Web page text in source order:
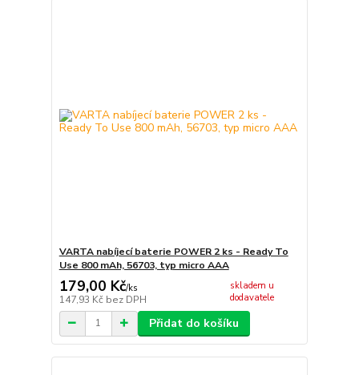
VARTA nabíjecí baterie POWER 2 ks - Ready To
Use 800 mAh, 56703, typ micro AAA
179,00 Kč/ks
147,93 Kč bez DPH
skladem u
dodavatele
Přidat do košíku